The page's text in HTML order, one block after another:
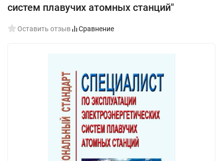
систем плавучих атомных станций"
Оставить отзыв Сравнение